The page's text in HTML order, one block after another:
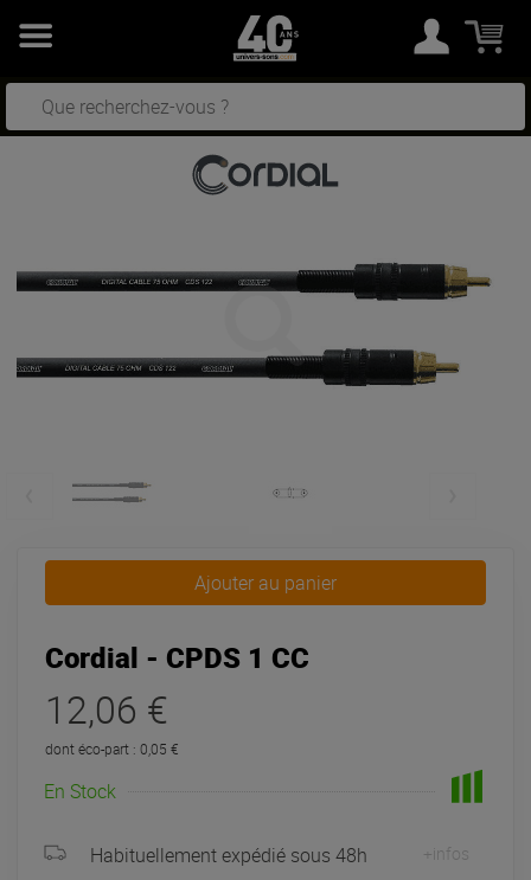
Ajouter au panier
Cordial - CPDS 1 CC
12,06 €
dont éco-part : 0,05 €
En Stock
Habituellement expédié sous 48h +infos